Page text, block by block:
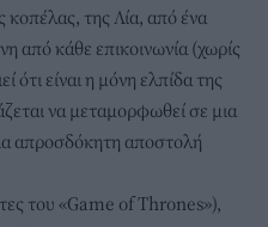
της Λία, από ένα
από κάθε επικοινωνία (χωρίς
ότι είναι η μόνη ελπίδα της
να μεταμορφωθεί σε μια
απροσδόκητη αποστολή
του «Game of Thrones»),